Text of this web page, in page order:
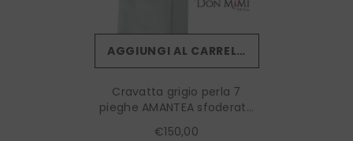
AGGIUNGI AL CARRELLO
Cravatta grigio perla 7
pieghe AMANTEA sfoderata
in pura seta raso
€150,00